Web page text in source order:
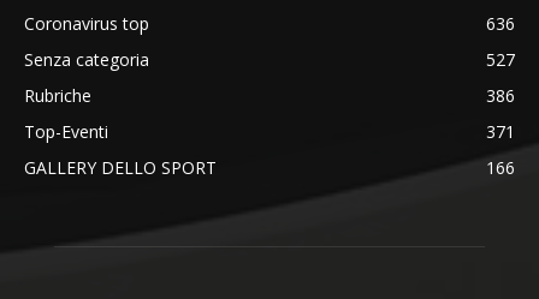
Coronavirus top
636
Senza categoria
527
Rubriche
386
Top-Eventi
371
GALLERY DELLO SPORT
166